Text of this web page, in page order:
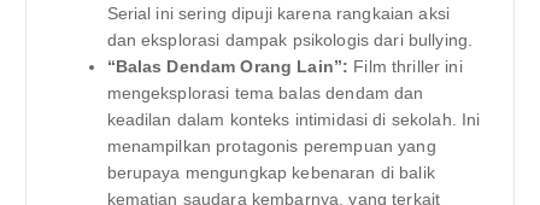
Serial ini sering dipuji karena rangkaian aksi
dan eksplorasi dampak psikologis dari bullying.
“Balas Dendam Orang Lain”: Film thriller ini
mengeksplorasi tema balas dendam dan
keadilan dalam konteks intimidasi di sekolah. Ini
menampilkan protagonis perempuan yang
berupaya mengungkap kebenaran di balik
kematian saudara kembarnya, yang terkait